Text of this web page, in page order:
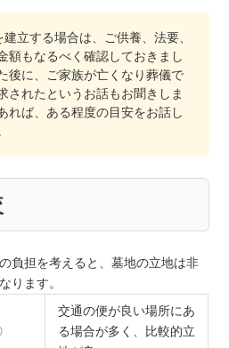
立する場合は、ご供養、法要、
額もなるべく確認しておきまし
後に、ご家族が亡くなり葬儀で
されたというお話もお聞きしま
れば、ある程度の目安をお話し
負担を考えると、墓地の立地は非
ります。
交通の便が良い場所にあ
る場合が多く、比較的立